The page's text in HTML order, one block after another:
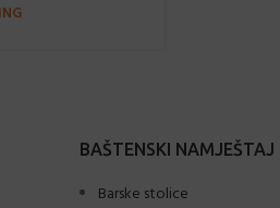
BAŠTENSKI NAMJEŠTAJ
Barske stolice